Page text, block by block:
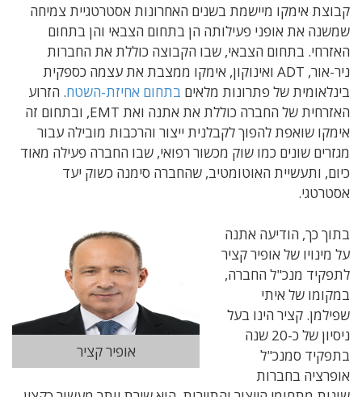
קבוצת אימקו מיישמת בשנים האחרונות אסטרטגיית צמיחה
שמשנה את אופני פעילותה הן בתחום הצבאי והן בתחום
האזרחי. בתחום הצבאי, שבו הקבוצה כוללת את החברות
ניר-אור, ADT ואינוקון, אימקו ממצבת את עצמה כספקית
בינלאומית של פתרונות מלאים בתחום אחיזת-השטח. הזרוע
האזרחית של החברה כוללת את אתנה ואת EMT, ובתחום זה
אימקו שואפת להפוך לקבלנית ייצור והרכבות מובילה עבור
מגזרים שונים כמו שוק מכשור רפואי, שבו החברה פעילה מאוד
כיום, ותעשיית האוטומטיב, שהחברה סימנה כשוק יעד
אסטרטגי.
אופיר קציר
בתוך כך, הודיעה אתנה
על מינויו של אופיר קציר
לתפקיד מנכ"ל החברה,
במקומו של איתי
שפילמן. קציר הינו בעל
ניסיון של כ-20 שנה
בתפקיד סמנכ"ל
אופרציה בחברות